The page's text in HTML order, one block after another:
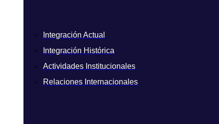
Integración Actual
Integración Histórica
Actividades Institucionales
Relaciones Internacionales